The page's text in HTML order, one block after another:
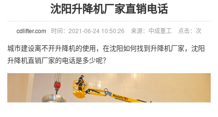
沈阳升降机厂家直销电话
cdlifter.com 时间：2021-06-24 10:50:26 来源：中成重工 点击： 次
城市建设离不开升降机的使用，在沈阳如何找到升降机厂家，沈阳
升降机直销厂家的电话是多少呢？